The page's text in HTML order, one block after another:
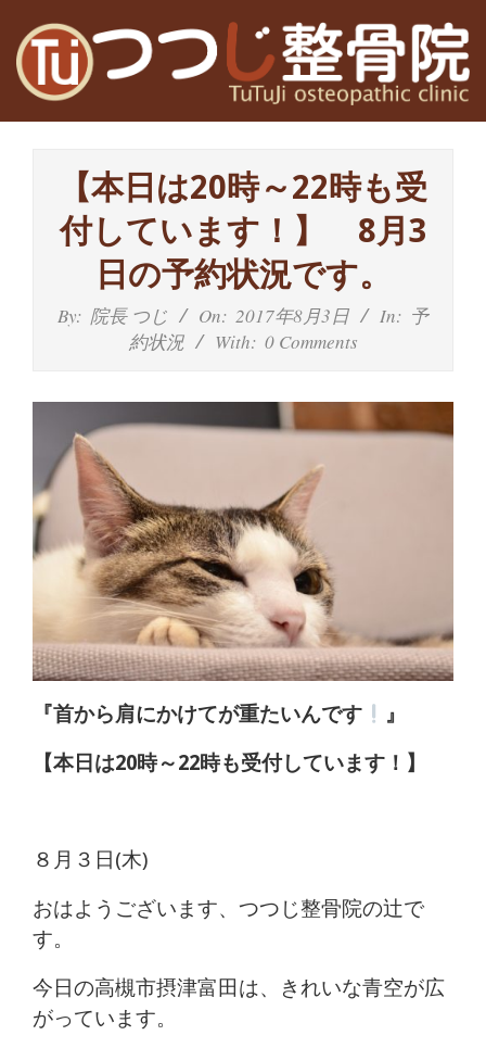
content
高
富
茨
の
整
体
肩
こ
り
腰
痛
骨
神
経
痛
【本日は20時～22時も受
付しています！】 8月3
日の予約状況です。
By: 院長 つじ On: 2017年8月3日 In: 予
約状況
With: 0 Comments
『首から肩にかけてが重たいんです 』
【本日は20時～22時も受付しています！】
８月３日(木)
おはようございます、つつじ整骨院の辻で
す。
今日の高槻市摂津富田は、きれいな青空が広
がっています。